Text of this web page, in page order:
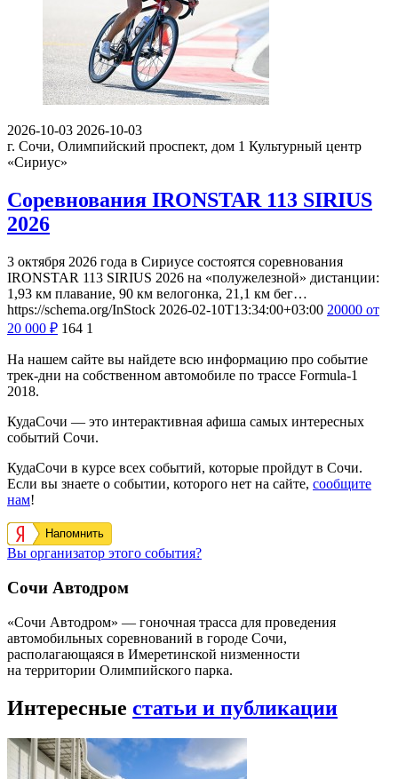
2026-10-03 2026-10-03
г. Сочи, Олимпийский проспект, дом 1 Культурный центр
«Сириус»
Соревнования IRONSTAR 113 SIRIUS
2026
3 октября 2026 года в Сириусе состоятся соревнования
IRONSTAR 113 SIRIUS 2026 на «полужелезной» дистанции:
1,93 км плавание, 90 км велогонка, 21,1 км бег…
https://schema.org/InStock 2026-02-10T13:34:00+03:00 20000 от
20 000 ₽ 164 1
На нашем сайте вы найдете всю информацию про событие
трек-дни на собственном автомобиле по трассе Formula-1
2018.
КудаСочи — это интерактивная афиша самых интересных
событий Сочи.
КудаСочи в курсе всех событий, которые пройдут в Сочи.
Если вы знаете о событии, которого нет на сайте, сообщите
нам!
Напомнить
Вы организатор этого события?
Сочи Автодром
«Сочи Автодром» — гоночная трасса для проведения
автомобильных соревнований в городе Сочи,
располагающаяся в Имеретинской низменности
на территории Олимпийского парка.
Интересные статьи и публикации